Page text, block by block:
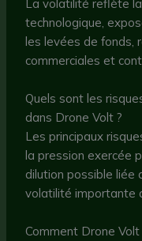
La volatilité reflète
technologique,
les levées de fonds,
commerciales et
Quels sont les
dans Drone Volt ?
Les principaux
la pression exercée
dilution possible liée
volatilité importante
Comment Drone